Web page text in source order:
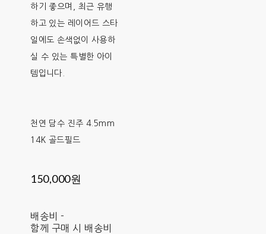
하기 좋으며, 최근 유행
하고 있는 레이어드 스타
일에도 손색없이 사용하
실 수 있는 특별한 아이
템입니다.
천연 담수 진주 4.5mm
14K 골드필드
150,000원
배송비 -
함께 구매 시 배송비